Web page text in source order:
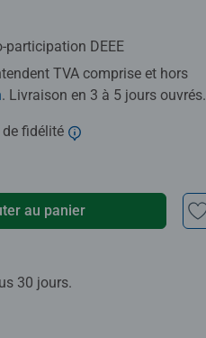
participation DEEE
TVA comprise et hors
. Livraison en 3 à 5 jours ouvrés.
fidélité
au panier
30 jours.